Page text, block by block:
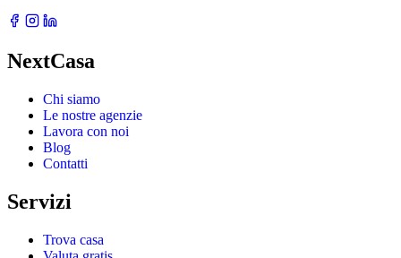
NextCasa
Chi siamo
Le nostre agenzie
Lavora con noi
Blog
Contatti
Servizi
Trova casa